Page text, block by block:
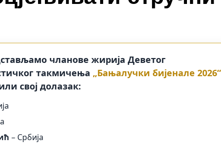
чланове жирија Деветог
такмичења „Бањалучки бијенале 2026“
свој долазак:
– Србија